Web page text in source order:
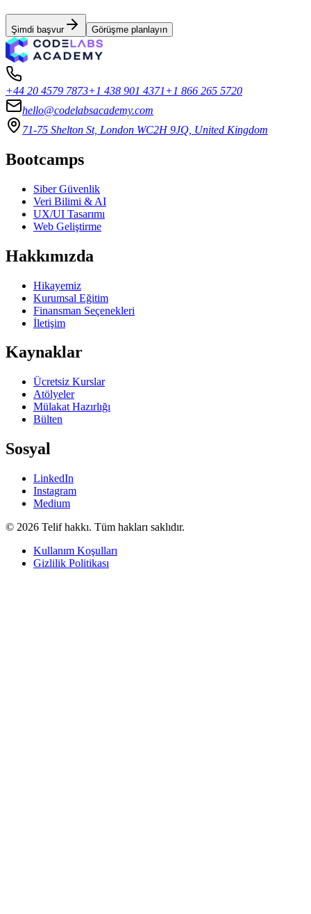
Şimdi başvur Görüşme planlayın
+44 20 4579 7873+1 438 901 4371+1 866 265 5720
hello@codelabsacademy.com
71-75 Shelton St, London WC2H 9JQ, United Kingdom
Bootcamps
Siber Güvenlik
Veri Bilimi & AI
UX/UI Tasarımı
Web Geliştirme
Hakkımızda
Hikayemiz
Kurumsal Eğitim
Finansman Seçenekleri
İletişim
Kaynaklar
Ücretsiz Kurslar
Atölyeler
Mülakat Hazırlığı
Bülten
Sosyal
LinkedIn
Instagram
Medium
© 2026 Telif hakkı. Tüm hakları saklıdır.
Kullanım Koşulları
Gizlilik Politikası